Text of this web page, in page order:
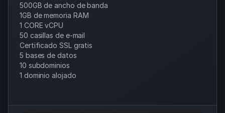
500GB de ancho de banda
1GB de memoria RAM
1 CORE vCPU
50 casillas de e-mail
Certificado SSL gratis
5 bases de datos
10 subdominios
1 dominio alojado